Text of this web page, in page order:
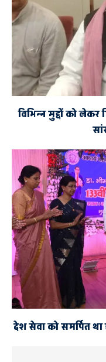
मौलवी अहमद उल्ला शाह
विभिन्न मुद्दों को
देश सेवा को समर्पित था